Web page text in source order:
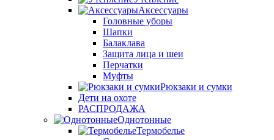
Аксессуары
Головные уборы
Шапки
Балаклава
Защита лица и шеи
Перчатки
Муфты
Рюкзаки и сумки
Дети на охоте
РАСПРОДАЖА
Однотонные
Термобелье